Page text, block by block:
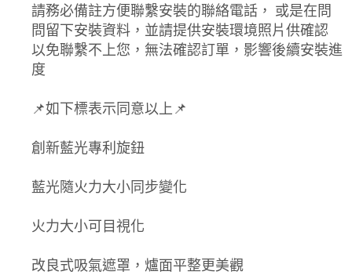
請務必備註方便聯繫安裝的聯絡電話， 或是在問
問留下安裝資料，並請提供安裝環境照片供確認
以免聯繫不上您，無法確認訂單，影響後續安裝進
度
📌如下標表示同意以上📌
創新藍光專利旋鈕
藍光隨火力大小同步變化
火力大小可目視化
改良式吸氣遮罩，爐面平整更美觀